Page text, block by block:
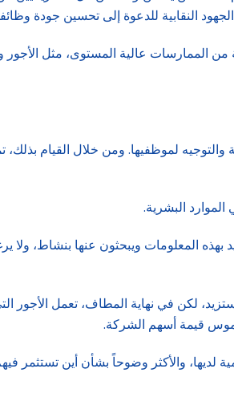
عالية المستوى، مثل الأجور
بزيادة التعويضات وتحسين الجدولة والتوجيه لموظفيها.
البشرية.
المعلومات ويبحثون عنها بنشاط، ولا
لكن في نهاية المطاف، تعمل
قيمة أسهم الشركة.
لديها، والأكثر وضوحاً بشأن أين تستثمر